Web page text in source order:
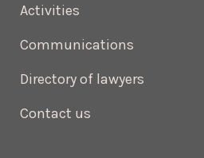
Activities
Communications
Directory of lawyers
Contact us